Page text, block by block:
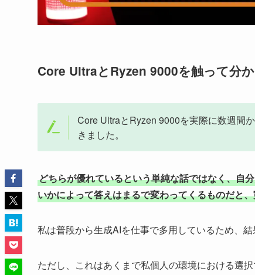
Core UltraとRyzen 9000を触って分
Core UltraとRyzen 9000を実際に数週間
きました。
どちらが優れているという単純な話ではなく、自
いかによって答えはまるで変わってくるものだと
私は普段から生成AIを仕事で多用しているため、
ただし、これはあくまで私個人の環境における選